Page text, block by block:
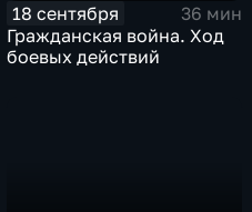
18 сентября
36 мин
Гражданская война. Ход
боевых действий